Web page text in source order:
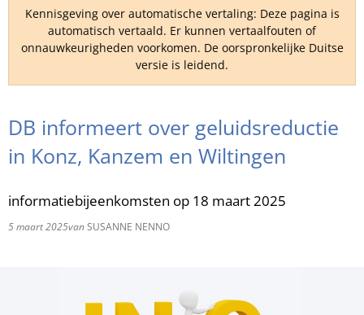
TR
UK
Kennisgeving over automatische vertaling: Deze pagina is
automatisch vertaald. Er kunnen vertaalfouten of
onnauwkeurigheden voorkomen. De oorspronkelijke Duitse
versie is leidend.
DB informeert over geluidsreductie
in Konz, Kanzem en Wiltingen
informatiebijeenkomsten op 18 maart 2025
5 maart 2025vanSUSANNE NENNO